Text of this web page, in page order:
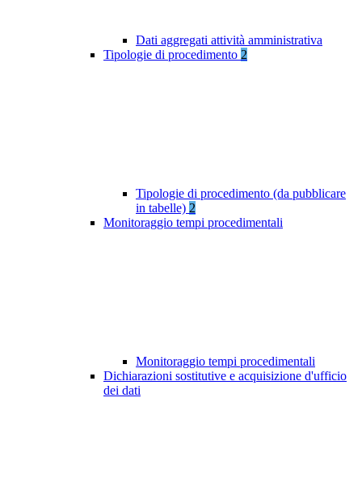
Dati aggregati attività amministrativa
Tipologie di procedimento 2
Tipologie di procedimento (da pubblicare
in tabelle) 2
Monitoraggio tempi procedimentali
Monitoraggio tempi procedimentali
Dichiarazioni sostitutive e acquisizione d'ufficio
dei dati